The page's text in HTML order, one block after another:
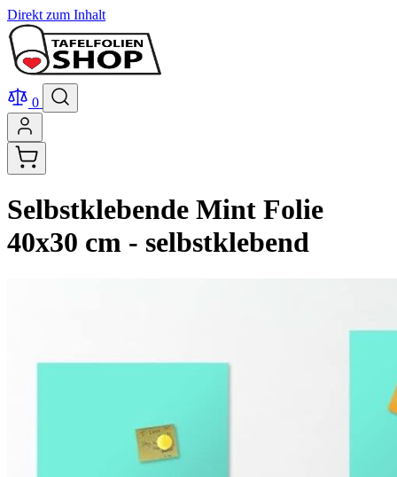
Direkt zum Inhalt
0
Selbstklebende Mint Folie
40x30 cm - selbstklebend